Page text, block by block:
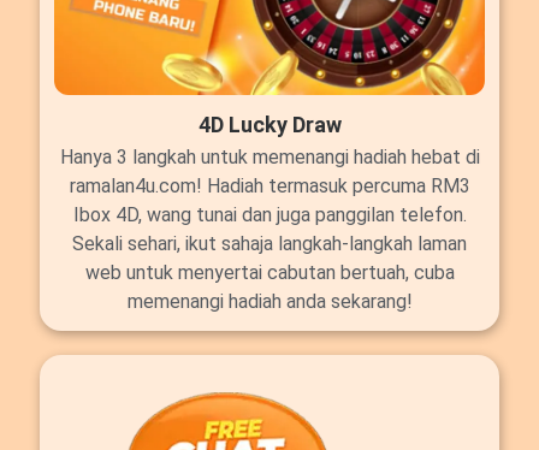
4D Lucky Draw
Hanya 3 langkah untuk memenangi hadiah hebat di
ramalan4u.com! Hadiah termasuk percuma RM3
Ibox 4D, wang tunai dan juga panggilan telefon.
Sekali sehari, ikut sahaja langkah-langkah laman
web untuk menyertai cabutan bertuah, cuba
memenangi hadiah anda sekarang!